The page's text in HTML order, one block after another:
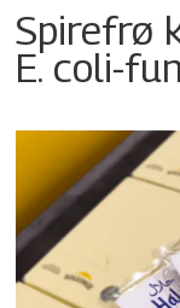
Spirefrø
E. coli-